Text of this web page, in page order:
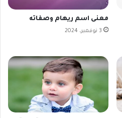
معنى اسم ريهام وصفاته
3 نوفمبر، 2024